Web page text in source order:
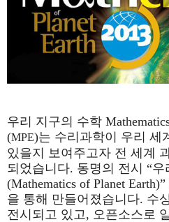
우리 지구의 수학
(MPE)는 수리과학이 우리 세
있을지 보여주고자 전 세계
되었습니다. 동명의 전시 “
(Mathematics of Planet
을 통해 만들어졌습니다. 수
전시되고 있고, 오픈소스로